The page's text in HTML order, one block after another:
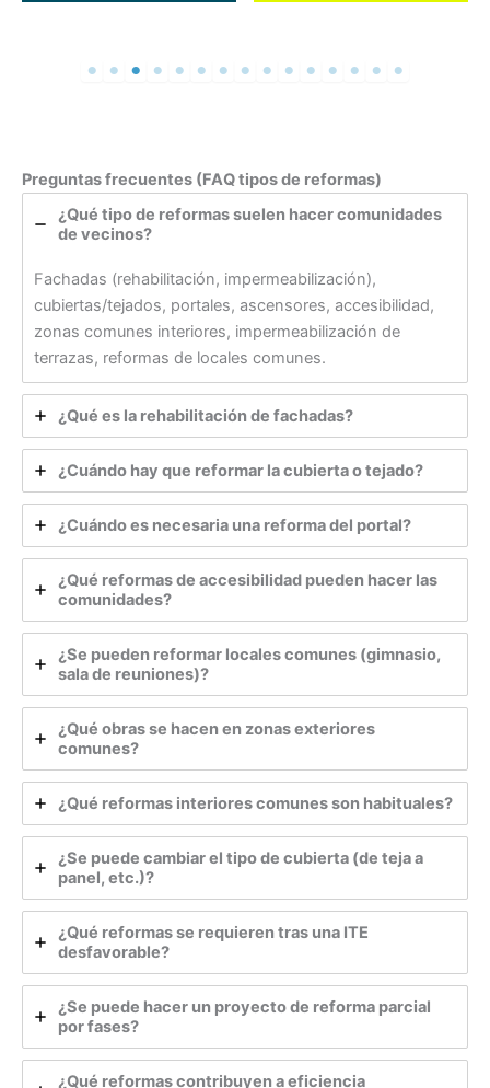
Preguntas frecuentes (FAQ tipos de reformas)
¿Qué tipo de reformas suelen hacer comunidades
de vecinos?
Fachadas (rehabilitación, impermeabilización),
cubiertas/tejados, portales, ascensores, accesibilidad,
zonas comunes interiores, impermeabilización de
terrazas, reformas de locales comunes.
¿Qué es la rehabilitación de fachadas?
¿Cuándo hay que reformar la cubierta o tejado?
¿Cuándo es necesaria una reforma del portal?
¿Qué reformas de accesibilidad pueden hacer las
comunidades?
¿Se pueden reformar locales comunes (gimnasio,
sala de reuniones)?
¿Qué obras se hacen en zonas exteriores
comunes?
¿Qué reformas interiores comunes son habituales?
¿Se puede cambiar el tipo de cubierta (de teja a
panel, etc.)?
¿Qué reformas se requieren tras una ITE
desfavorable?
¿Se puede hacer un proyecto de reforma parcial
por fases?
¿Qué reformas contribuyen a eficiencia